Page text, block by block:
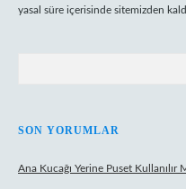
yasal süre içerisinde sitemizden
SON YORUMLAR
Ana Kucağı Yerine Puset Kullanılır